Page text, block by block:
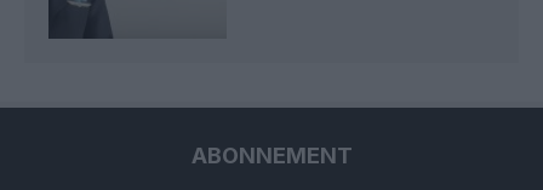
ABONNEMENT